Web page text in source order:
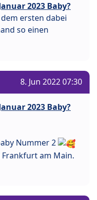
2023 Baby?
ersten dabei
so einen
8. Jun 2022 07:30
2023 Baby?
Nummer 2
am Main.